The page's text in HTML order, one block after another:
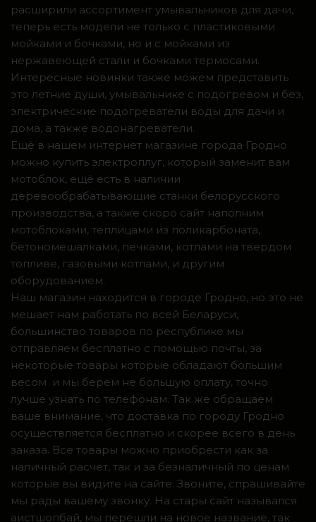
расширили ассортимент умывальников для дачи,
теперь есть модели не только с пластиковыми
мойками и бочками, но и с мойками из
нержавеющей стали и бочками термосами.
Интересные новинки также можем представить
это летние души, умывальнике с подогревом и без,
электрические подогреватели воды для дачи и
дома, а также водонагреватели.
Ещё в нашем интернет магазине города Гродно
можно купить электроплуг, который заменит вам
мотоблок, ещё есть в наличии
деревообрабатывающие станки белорусского
производства, а также скоро сайт наполним
мотоблоками, теплицами из поликарбоната,
бетономешалками, печками, котлами на твердом
топливе, газовыми котлами, и другим
оборудованием.
Наш магазин находится в городе Гродно, но это не
мешает нам работать по всей Беларуси,
большинство товаров по республике мы
отправляем бесплатно с помощью почты, за
некоторые товары которые обладают большим
весом и мы берем не большую оплату, точно
лучше узнать по телефонам. Так же обращаем
ваше внимание, что доставка по городу Гродно
осуществляется бесплатно и скорее всего в день
заказа. Все товары можно приобрести как за
наличный расчет, так и за безналичный по ценам
которые вы видите на сайте. Звоните, спрашивайте
мы рады вашему звонку. На стары сайт назывался
аистшопбай, мы перешли на новое название, так